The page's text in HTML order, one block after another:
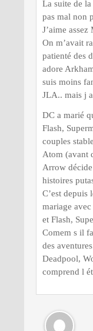
La suite de
pas mal non
J’aime
On m’avait
patienté des
adore
suis moins
JLA.. mais j
DC a marié
Flash,
couples
Atom (avant
Arrow décide
histoires
C’est depuis
mariage
et Flash,
Comem s il
des
Deadpool,
comprend l